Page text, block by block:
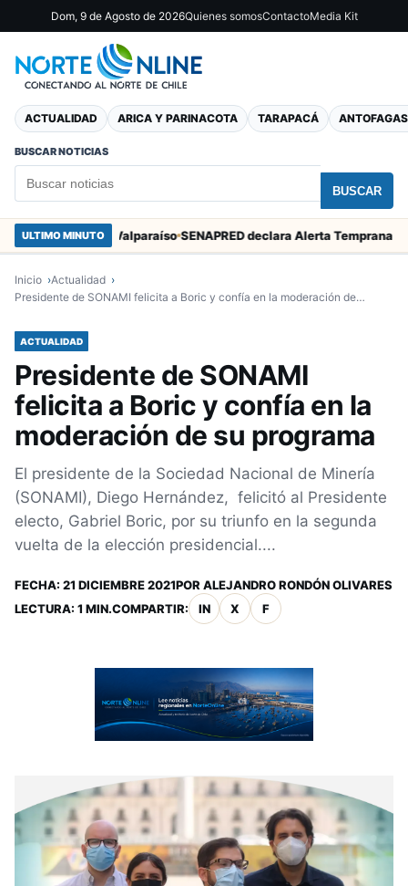
Dom, 9 de Agosto de 2026Quienes somosContactoMedia Kit
ACTUALIDAD ARICA Y PARINACOTA TARAPACÁ
BUSCAR NOTICIAS
BUSCAR
ULTIMO MINUTO
Marcos en Valparaíso
Inicio
Actualidad
Presidente de SONAMI felicita a Boric y confía en la moderación de…
ACTUALIDAD
Presidente de SONAMI
felicita a Boric y confía en la
moderación de su programa
El presidente de la Sociedad Nacional de Minería
(SONAMI), Diego Hernández, felicitó al Presidente
electo, Gabriel Boric, por su triunfo en la segunda
vuelta de la elección presidencial....
FECHA: 21 DICIEMBRE 2021POR ALEJANDRO RONDÓN OLIVARES
LECTURA: 1 MIN.COMPARTIR: IN X F